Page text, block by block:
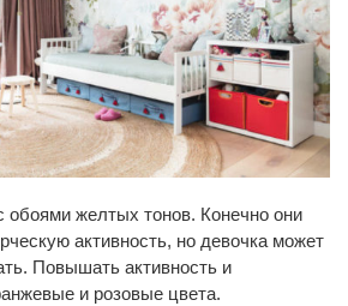
обоями желтых тонов. Конечно они
активность, но девочка может
Повышать активность и
и розовые цвета.